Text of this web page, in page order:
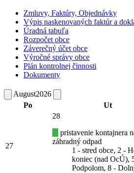
Zmluvy, Faktúry, Objednávky
Výpis naskenovaných faktúr a
Úradná tabuľa
Rozpočet obce
Záverečný účet obce
Výročné správy obce
Plán kontrolnej činnosti
Dokumenty
August2026
Po
Ut
27
28
pristavenie kontajnera
záhradný odpad
1 - stred obce, 2 -
koniec (nad OcÚ),
Podpolom, 8 -